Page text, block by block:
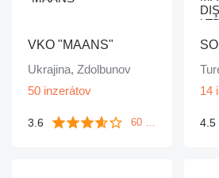
VKO "MAANS"
Ukrajina, Zdolbunov
50 inzerátov
3.6 60 recenzií
14
4.5